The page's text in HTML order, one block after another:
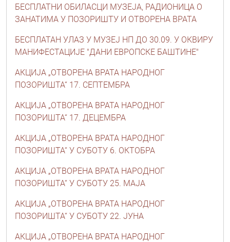
БЕСПЛАТНИ ОБИЛАСЦИ МУЗЕЈА, РАДИОНИЦА О
ЗАНАТИМА У ПОЗОРИШТУ И ОТВОРЕНА ВРАТА
БЕСПЛАТАН УЛАЗ У МУЗЕЈ НП ДО 30.09. У ОКВИРУ
МАНИФЕСТАЦИЈЕ "ДАНИ ЕВРОПСКЕ БАШТИНЕ"
АКЦИЈА „ОТВОРЕНА ВРАТА НАРОДНОГ
ПОЗОРИШТА“ 17. СЕПТЕМБРА
АКЦИЈА „ОТВОРЕНА ВРАТА НАРОДНОГ
ПОЗОРИШТА“ 17. ДЕЦЕМБРА
АКЦИЈА „ОТВОРЕНА ВРАТА НАРОДНОГ
ПОЗОРИШТА“ У СУБОТУ 6. ОКТОБРА
АКЦИЈА „ОТВОРЕНА ВРАТА НАРОДНОГ
ПОЗОРИШТА“ У СУБОТУ 25. MAJA
АКЦИЈА „ОТВОРЕНА ВРАТА НАРОДНОГ
ПОЗОРИШТА“ У СУБОТУ 22. ЈУНА
АКЦИЈА „ОТВОРЕНА ВРАТА НАРОДНОГ